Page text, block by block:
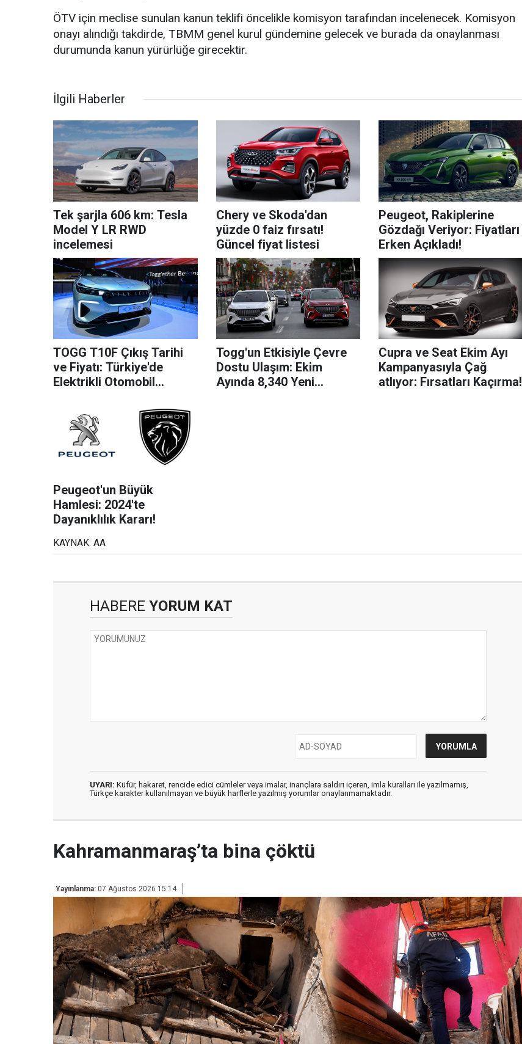
ÖTV için meclise sunulan kanun teklifi öncelikle komisyon tarafından incelenecek. Komisyon
onayı alındığı takdirde, TBMM genel kurul gündemine gelecek ve burada da onaylanması
durumunda kanun yürürlüğe girecektir.
İlgili Haberler
Tek şarjla 606 km: Tesla
Model Y LR RWD
incelemesi
Chery ve Skoda'dan
yüzde 0 faiz fırsatı!
Güncel fiyat listesi
Peugeot, Rakiplerine
Gözdağı Veriyor: Fiyatları
Erken Açıkladı!
TOGG T10F Çıkış Tarihi
ve Fiyatı: Türkiye'de
Elektrikli Otomobil
Togg'un Etkisiyle Çevre
Dostu Ulaşım: Ekim
Ayında 8,340 Yeni
Cupra ve Seat Ekim Ayı
Kampanyasıyla Çağ
atlıyor: Fırsatları Kaçırma!
Peugeot'un Büyük
Hamlesi: 2024'te
Dayanıklılık Kararı!
KAYNAK: AA
HABERE YORUM KAT
UYARI: Küfür, hakaret, rencide edici cümleler veya imalar, inançlara saldırı içeren, imla kuralları ile yazılmamış,
Türkçe karakter kullanılmayan ve büyük harflerle yazılmış yorumlar onaylanmamaktadır.
Kahramanmaraş’ta bina çöktü
Yayınlanma: 07 Ağustos 2026 15:14